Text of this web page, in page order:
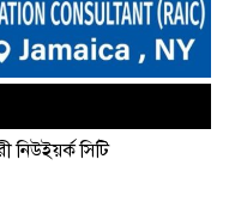
প্রভাব পড়তে শুরু
রোড উদ্যোগে আর
নিউইয়র্ক সিটি